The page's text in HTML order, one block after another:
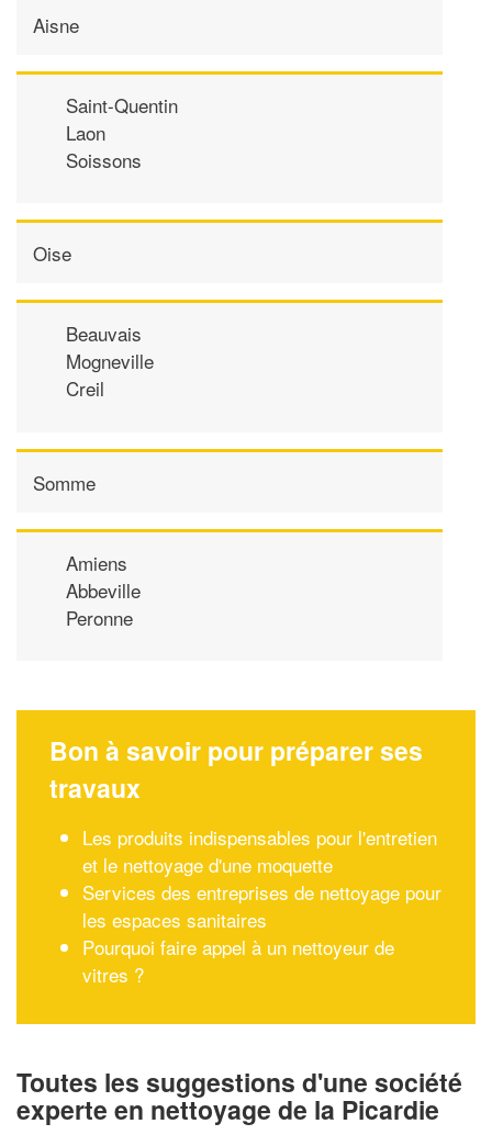
Aisne
Saint-Quentin
Laon
Soissons
Oise
Beauvais
Mogneville
Creil
Somme
Amiens
Abbeville
Peronne
Bon à savoir pour préparer ses
travaux
Les produits indispensables pour l'entretien
et le nettoyage d'une moquette
Services des entreprises de nettoyage pour
les espaces sanitaires
Pourquoi faire appel à un nettoyeur de
vitres ?
Toutes les suggestions d'une société
experte en nettoyage de la Picardie